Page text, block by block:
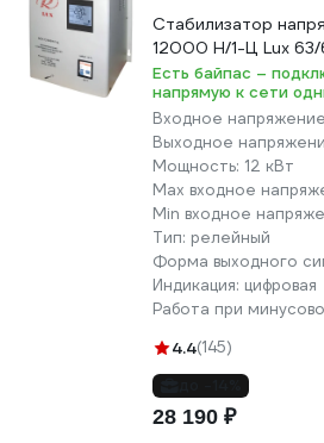
Стабилизатор
12000 Н/1-Ц Lux
Есть байпас –
напрямую к сети
Входное
Выходное
Мощность: 12 кВт
Max входное
Min входное
Тип: релейный
Форма выходного
Индикация: цифровая
Работа при
4.4(145)
28 190 ₽